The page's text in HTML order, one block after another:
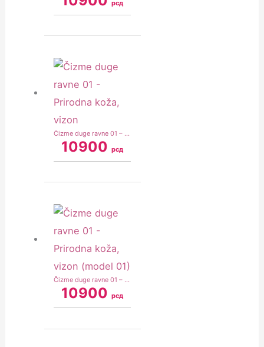
рсд
Čizme duge ravne 01 – Prirodna koža, vizon
10900рсд
Čizme duge ravne 01 – Prirodna koža, vizon (model 01)
10900рсд